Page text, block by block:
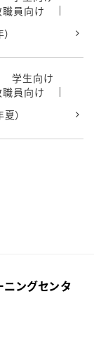
職員向け
学生向け
職員向け
）
ングセンタ